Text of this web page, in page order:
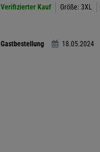
Verifizierter Kauf Größe: 3XL
Gastbestellung 18.05.2024